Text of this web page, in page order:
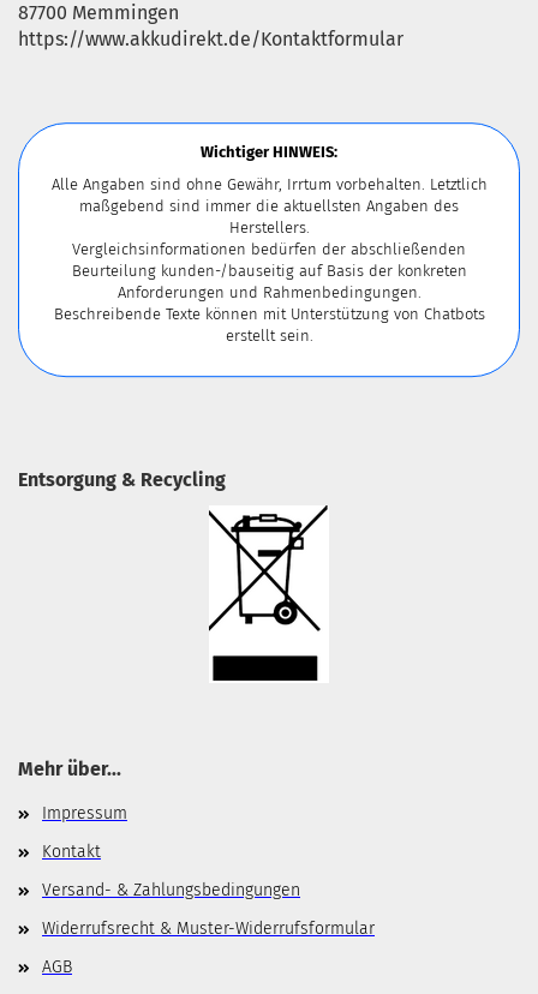
87700 Memmingen
https://www.akkudirekt.de/Kontaktformular
Wichtiger HINWEIS:
Alle Angaben sind ohne Gewähr, Irrtum vorbehalten. Letztlich
maßgebend sind immer die aktuellsten Angaben des
Herstellers.
Vergleichsinformationen bedürfen der abschließenden
Beurteilung kunden-/bauseitig auf Basis der konkreten
Anforderungen und Rahmenbedingungen.
Beschreibende Texte können mit Unterstützung von Chatbots
erstellt sein.
Entsorgung & Recycling
Mehr über...
Impressum
Kontakt
Versand- & Zahlungsbedingungen
Widerrufsrecht & Muster-Widerrufsformular
AGB